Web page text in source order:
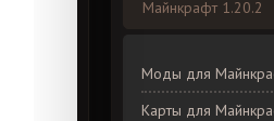
Майнкрафт 1.20.2
Моды для
Карты для